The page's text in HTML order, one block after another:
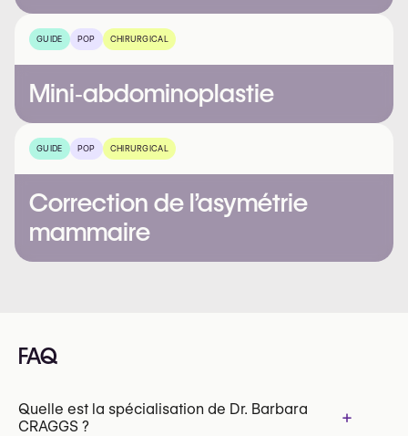
GUIDE POP CHIRURGICAL
Mini‑abdominoplastie
GUIDE POP CHIRURGICAL
Correction de l’asymétrie
mammaire
FAQ
Quelle est la spécialisation de Dr. Barbara
CRAGGS ?
+